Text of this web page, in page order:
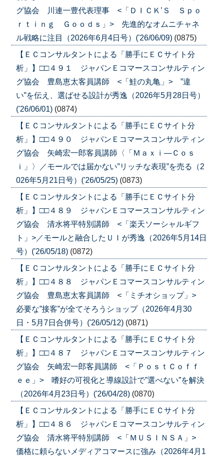
グ協会 川連一豊代表理事 <「ＤＩＣＫ’Ｓ Ｓｐｏ
ｒｔｉｎｇ Ｇｏｏｄｓ」> 先進的なオムニチャネ
ル戦略に注目（2026年6月4日号）('26/06/09) (0875)
【ＥＣコンサルタントによる「勝手にＥＣサイト分
析」】□□４９１ ジャパンＥコマースコンサルティン
グ協会 豊島恵太客員講師 <「鮭の丸亀」> ”違
い”を伝え、選ばせる設計が秀逸（2026年5月28日号）
('26/06/01) (0874)
【ＥＣコンサルタントによる「勝手にＥＣサイト分
析」】□□４９０ ジャパンＥコマースコンサルティン
グ協会 矢崎宏一郎客員講師〈「Ｍａｘｉ―Ｃｏｓ
ｉ」〉／モールでは届かない”リッチな表現”を売る（2
026年5月21日号）('26/05/25) (0873)
【ＥＣコンサルタントによる「勝手にＥＣサイト分
析」】□□４８９ ジャパンＥコマースコンサルティン
グ協会 清水将平特別講師 <「楽天ソーシャルギフ
ト」>／モールと融合したＵＩが秀逸（2026年5月14日
号）('26/05/18) (0872)
【ＥＣコンサルタントによる「勝手にＥＣサイト分
析」】□□４８８ ジャパンＥコマースコンサルティン
グ協会 豊島恵太客員講師 <「ミチオショップ」>
必要な”接客”が全てそろうショップ（2026年4月30
日・5月7日合併号）('26/05/12) (0871)
【ＥＣコンサルタントによる「勝手にＥＣサイト分
析」】□□４８７ ジャパンＥコマースコンサルティン
グ協会 矢崎宏一郎客員講師 <「ＰｏｓｔＣｏｆｆ
ｅｅ」> 嗜好の可視化と導線設計で”選べない”を解決
（2026年4月23日号）('26/04/28) (0870)
【ＥＣコンサルタントによる「勝手にＥＣサイト分
析」】□□４８６ ジャパンＥコマースコンサルティン
グ協会 清水将平特別講師 <「ＭＵＳＩＮＳＡ」>
価格に頼らないメディアコマースに強み（2026年4月1